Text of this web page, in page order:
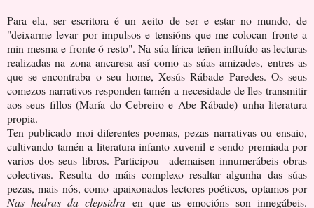
Para ela, ser escritora é un xeito de ser e estar no mundo, de
"deixarme levar por impulsos e tensións que me colocan fronte a
min mesma e fronte ó resto". Na súa lírica teñen influído as lecturas
realizadas na zona ancaresa así como as súas amizades, entres as
que se encontraba o seu home, Xesús Rábade Paredes. Os seus
comezos narrativos responden tamén a necesidade de lles transmitir
aos seus fillos (María do Cebreiro e Abe Rábade) unha literatura
propia.
Ten publicado moi diferentes poemas, pezas narrativas ou ensaio,
cultivando tamén a literatura infanto-xuvenil e sendo premiada por
varios dos seus libros. Participou ademaisen innumerábeis obras
colectivas. Resulta do máis complexo resaltar algunha das súas
pezas, mais nós, como apaixonados lectores poéticos, optamos por
Nas hedras da clepsidra en que as emocións son innegábeis.